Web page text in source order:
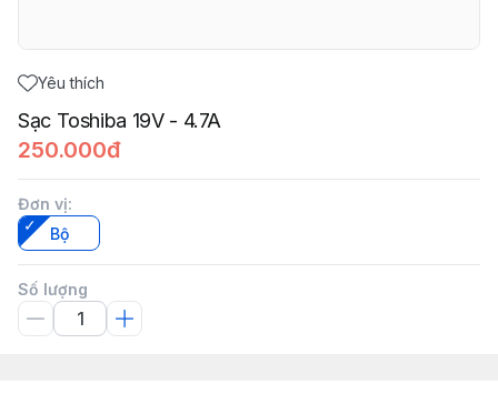
Yêu thích
Sạc Toshiba 19V - 4.7A
250.000đ
Đơn vị:
Bộ
Số lượng